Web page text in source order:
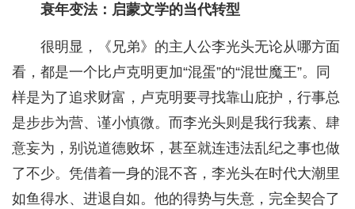
衰年变法：启蒙文学的当代转型
很明显，《兄弟》的主人公李光头无论从哪方面
看，都是一个比卢克明更加“混蛋”的“混世魔王”。同
样是为了追求财富，卢克明要寻找靠山庇护，行事总
是步步为营、谨小慎微。而李光头则是我行我素、肆
意妄为，别说道德败坏，甚至就连违法乱纪之事也做
了不少。凭借着一身的混不吝，李光头在时代大潮里
如鱼得水、进退自如。他的得势与失意，完全契合了